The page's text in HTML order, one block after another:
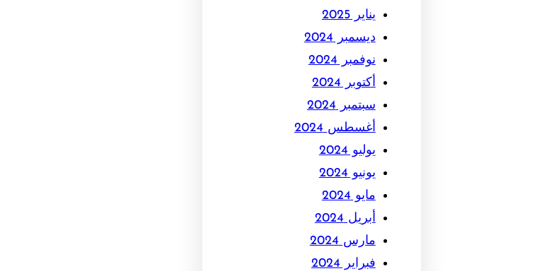
يناير 2025
ديسمبر 2024
نوفمبر 2024
أكتوبر 2024
سبتمبر 2024
أغسطس 2024
يوليو 2024
يونيو 2024
مايو 2024
أبريل 2024
مارس 2024
فبراير 2024